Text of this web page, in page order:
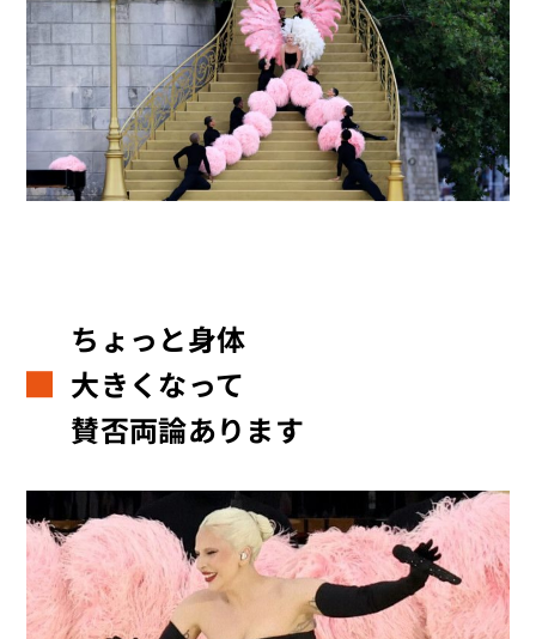
ちょっと身体
大きくなって
賛否両論あります